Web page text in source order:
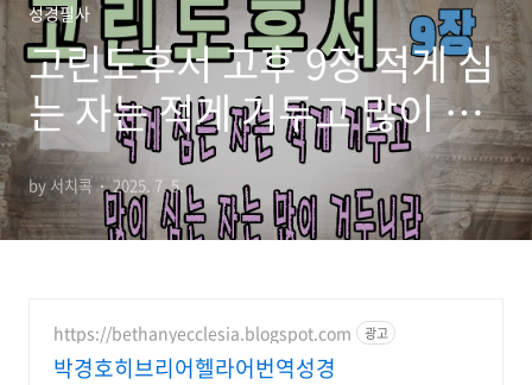
성경필사
고린도후서 고후 9장 적게 심
는 자는 적게 거두고 많이 심
는 자는 많이 거두니라
by 서치콕 2025. 7. 5.
https://bethanyecclesia.blogspot.com 광고
박경호히브리어헬라어번역성경